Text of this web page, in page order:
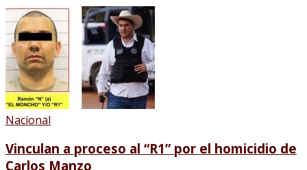
Nacional
Vinculan a proceso al “R1” por el homicidio de
Carlos Manzo